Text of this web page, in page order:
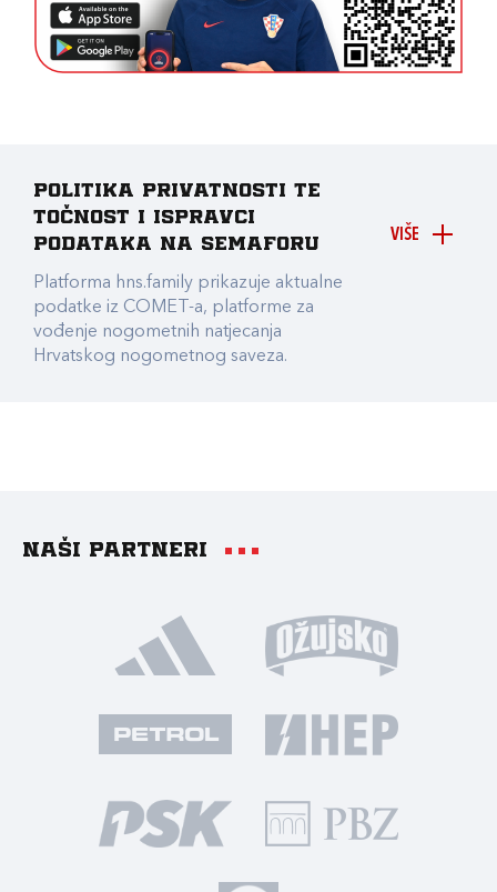
VIŠE
Politika privatnosti te
točnost i ispravci
podataka na Semaforu
Platforma hns.family prikazuje aktualne
podatke iz COMET-a, platforme za
vođenje nogometnih natjecanja
Hrvatskog nogometnog saveza.
Naši partneri